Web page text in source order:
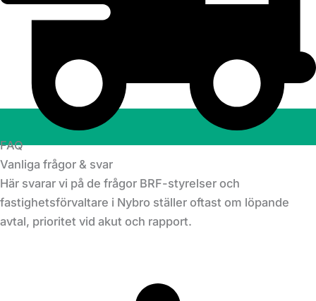
FAQ
Vanliga frågor & svar
Här svarar vi på de frågor BRF-styrelser och
fastighetsförvaltare i Nybro ställer oftast om löpande
avtal, prioritet vid akut och rapport.